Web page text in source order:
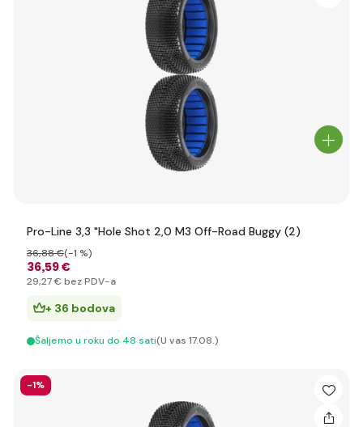
Pro-Line 3,3 "Hole Shot 2,0 M3 Off-Road Buggy (2)
36,59 €
36,88 €(-1 %)
29,27 € bez PDV-a
+ 36 bodova
Šaljemo u roku do 48 sati(U vas 17.08.)
-1%